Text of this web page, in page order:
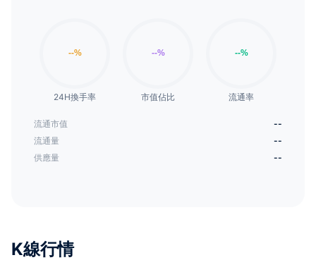
24H換手率 市值佔比 流通率
流通市值
--
流通量
--
供應量
--
K線行情